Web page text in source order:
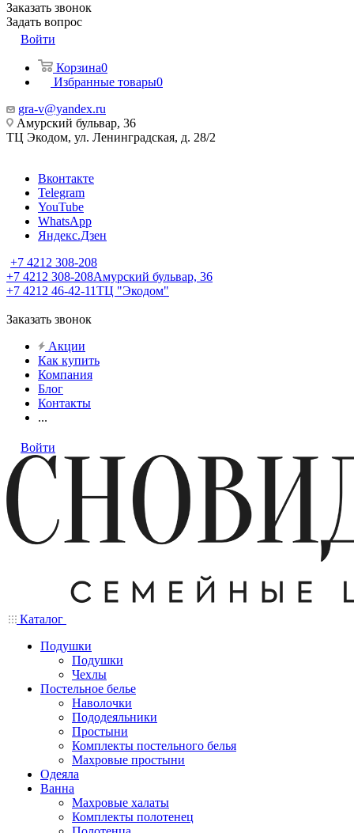
Заказать звонок
Задать вопрос
Войти
Корзина0
Избранные товары0
gra-v@yandex.ru
Амурский бульвар, 36
ТЦ Экодом, ул. Ленинградская, д. 28/2
Вконтакте
Telegram
YouTube
WhatsApp
Яндекс.Дзен
+7 4212 308-208
+7 4212 308-208Амурский бульвар, 36
+7 4212 46-42-11ТЦ "Экодом"
Заказать звонок
Акции
Как купить
Компания
Блог
Контакты
...
Войти
Каталог
Подушки
Подушки
Чехлы
Постельное белье
Наволочки
Пододеяльники
Простыни
Комплекты постельного белья
Махровые простыни
Одеяла
Ванна
Махровые халаты
Комплекты полотенец